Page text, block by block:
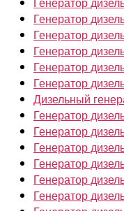
Генератор
Генератор
Генератор
Генератор
Генератор
Дизельный
Генератор
Генератор
Генератор
Генератор
Генератор
Генератор